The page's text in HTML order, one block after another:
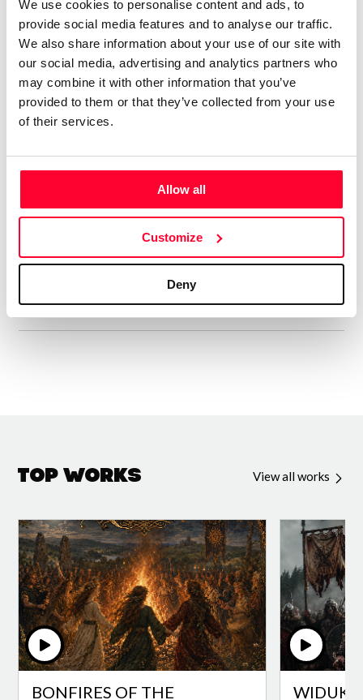
We use cookies to personalise content and ads, to
provide social media features and to analyse our traffic.
We also share information about your use of our site with
our social media, advertising and analytics partners who
may combine it with other information that you’ve
provided to them or that they’ve collected from your use
of their services.
Allow all
Customize
Deny
Tengo 74 álbumes en el mercado
digital, con el alias de aRPA”
Soy licenciado en Historia Antigua. Siempre me ha gustado
la música, y he tocado y compuesto en un grupo de rock
celta allá por los ochenta. En música tengo un año de piano,
soy muy fan del hard rock de los 70, la música clásica,
sobre todo Beethoven, y la Ópera, en la que me declaro fan
de Wagner y los compositores rusos del Grupo de lis Cinco.
Aún cuando estaba en el grupo ya hacía música electrónica,
así que me viene de lejos. En ese estilo admiro sobre todo a
Vangelis y Kitaro.
Top Works View all works
BONFIRES OF THE